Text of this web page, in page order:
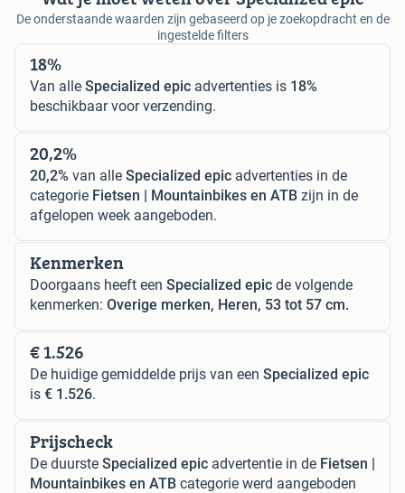
De onderstaande waarden zijn gebaseerd op je zoekopdracht en de
ingestelde filters
18%
Van alle Specialized epic advertenties is 18%
beschikbaar voor verzending.
20,2%
20,2% van alle Specialized epic advertenties in de
categorie Fietsen | Mountainbikes en ATB zijn in de
afgelopen week aangeboden.
Kenmerken
Doorgaans heeft een Specialized epic de volgende
kenmerken: Overige merken, Heren, 53 tot 57 cm.
€ 1.526
De huidige gemiddelde prijs van een Specialized epic
is € 1.526.
Prijscheck
De duurste Specialized epic advertentie in de Fietsen |
Mountainbikes en ATB categorie werd aangeboden